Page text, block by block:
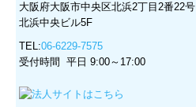
大阪府大阪市中央区北浜2丁目2番22号
北浜中央ビル5F
TEL:06-6229-7575
受付時間 平日 9:00～17:00